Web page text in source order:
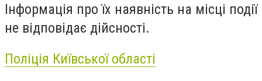
Інформація про їх наявність на місці події
не відповідає дійсності.
Поліція Київської області